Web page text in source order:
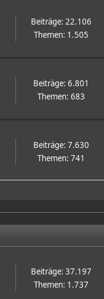
Beiträge: 22.106
Themen: 1.505
Beiträge: 6.801
Themen: 683
Beiträge: 7.630
Themen: 741
Beiträge: 37.197
Themen: 1.737